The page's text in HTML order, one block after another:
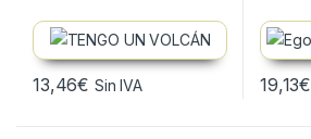
13,46€ Sin IVA 19,13€